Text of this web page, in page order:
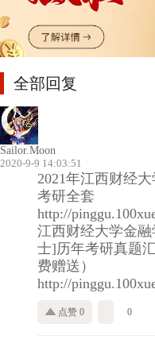
全部回复
Sailor.Moon
2020-9-9 14:03:51
2021年江西财经
考研全套
http://
江西财经大学金
士]历年考研真题
费赠送）
http://
点赞 0 0